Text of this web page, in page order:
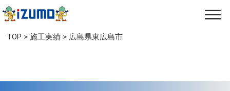
TOP >施工実績 > 広島県東広島市